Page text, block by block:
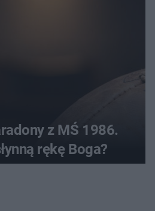
z MŚ 1986.
rękę Boga?